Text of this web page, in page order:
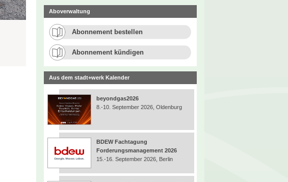
Aboverwaltung
Abonnement bestellen
Abonnement kündigen
Aus dem stadt+werk Kalender
beyondgas2026
8.-10. September 2026, Oldenburg
BDEW Fachtagung
Forderungsmanagement 2026
15.-16. September 2026, Berlin